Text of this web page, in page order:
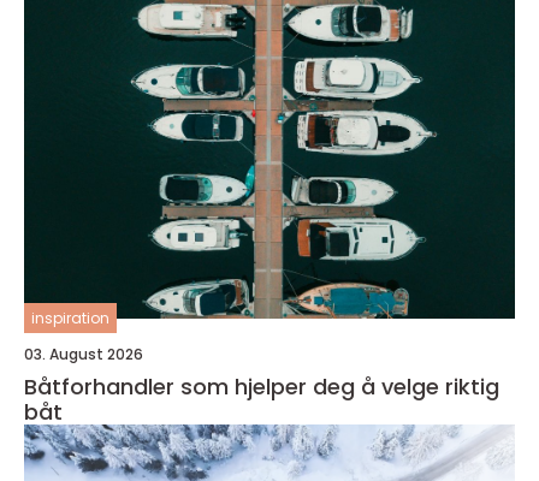
inspiration
03. August 2026
Båtforhandler som hjelper deg å velge riktig
båt